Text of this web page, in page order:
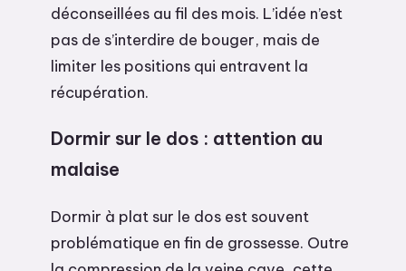
déconseillées au fil des mois. L’idée n’est
pas de s’interdire de bouger, mais de
limiter les positions qui entravent la
récupération.
Dormir sur le dos : attention au
malaise
Dormir à plat sur le dos est souvent
problématique en fin de grossesse. Outre